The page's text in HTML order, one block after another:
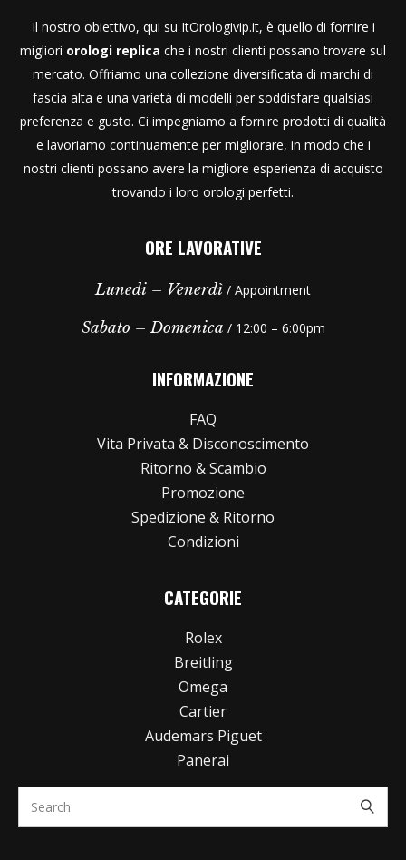
Il nostro obiettivo, qui su ItOrologivip.it, è quello di fornire i
migliori orologi replica che i nostri clienti possano trovare sul
mercato. Offriamo una collezione diversificata di marchi di
fascia alta e una varietà di modelli per soddisfare qualsiasi
preferenza e gusto. Ci impegniamo a fornire prodotti di qualità
e lavoriamo continuamente per migliorare, in modo che i
nostri clienti possano avere la migliore esperienza di acquisto
trovando i loro orologi perfetti.
ORE LAVORATIVE
Lunedi – Venerdì / Appointment
Sabato – Domenica / 12:00 – 6:00pm
INFORMAZIONE
FAQ
Vita Privata & Disconoscimento
Ritorno & Scambio
Promozione
Spedizione & Ritorno
Condizioni
CATEGORIE
Rolex
Breitling
Omega
Cartier
Audemars Piguet
Panerai